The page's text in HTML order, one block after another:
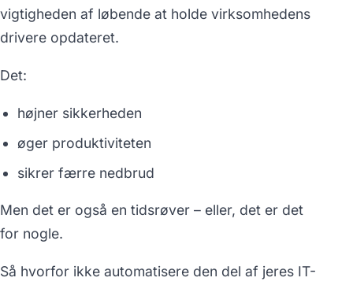
vigtigheden af løbende at holde virksomhedens
drivere opdateret.
Det:
højner sikkerheden
øger produktiviteten
sikrer færre nedbrud
Men det er også en tidsrøver – eller, det er det
for nogle.
Så hvorfor ikke automatisere den del af jeres IT-